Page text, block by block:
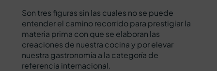
Son tres figuras sin las cuales no se puede
entender el camino recorrido para prestigiar la
materia prima con que se elaboran las
creaciones de nuestra cocina y por elevar
nuestra gastronomía a la categoría de
referencia internacional.